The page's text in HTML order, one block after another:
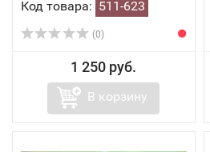
Код товара: 511-623
(0)
1 250 руб.
В корзину